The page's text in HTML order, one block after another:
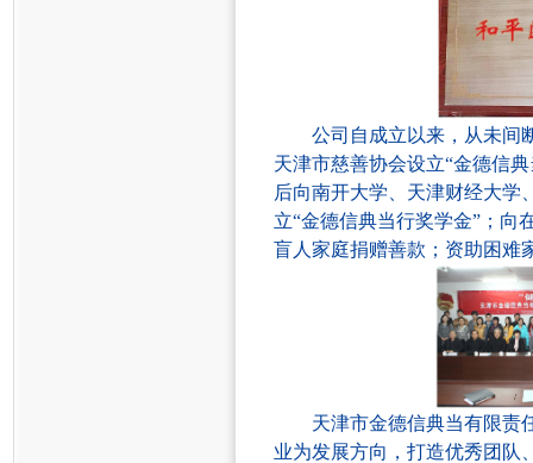
公司自成立以来，从未间
天津市慈善协会设立“金德信
后向南开大学、天津财经大学
立“金德信典当行奖学金”；向
盲人家庭捐赠善款；资助困难
天津市金德信典当有限责
业为发展方向，打造优秀团队